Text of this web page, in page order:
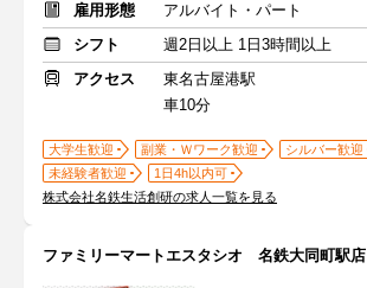
雇用形態
アルバイト・パート
シフト
週2日以上 1日3時間以上
アクセス
東名古屋港駅
車10分
大学生歓迎 副業・Ｗワーク歓迎
シルバー歓迎
未経験者歓迎
1日4h以内可
株式会社名鉄生活創研の求人一覧を見る
ファミリーマートエスタシオ 名鉄大同町駅店